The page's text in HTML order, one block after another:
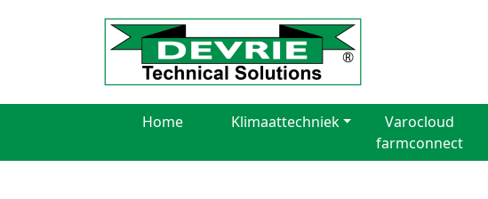
Home Klimaattechniek
Varocloud
farmconnect